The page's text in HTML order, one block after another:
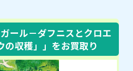
ガール－ダフニスとクロエ
収穫」」 をお買取り